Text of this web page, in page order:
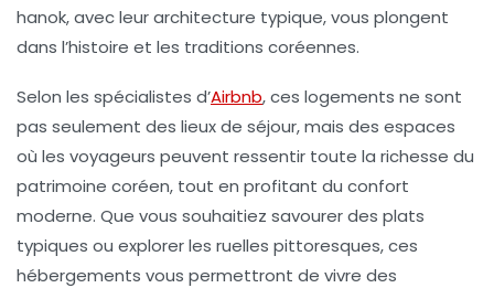
hanok, avec leur architecture typique, vous plongent
dans l’histoire et les traditions coréennes.
Selon les spécialistes d’Airbnb, ces logements ne sont
pas seulement des lieux de séjour, mais des espaces
où les voyageurs peuvent ressentir toute la richesse du
patrimoine coréen, tout en profitant du confort
moderne. Que vous souhaitiez savourer des plats
typiques ou explorer les ruelles pittoresques, ces
hébergements vous permettront de vivre des